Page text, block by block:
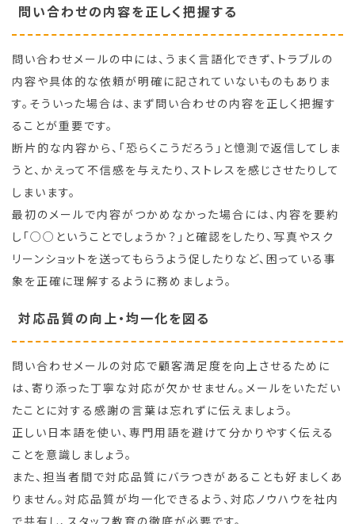
問い合わせの内容を正しく把握する
問い合わせメールの中には、うまく言語化できず、トラブルの
内容や具体的な依頼が明確に記されていないものもありま
す。そういった場合は、まず問い合わせの内容を正しく把握す
ることが重要です。
断片的な内容から、「恐らくこうだろう」と憶測で返信してしま
うと、かえって不信感を与えたり、ストレスを感じさせたりして
しまいます。
最初のメールで内容がつかめなかった場合には、内容を要約
し「○○ということでしょうか？」と確認をしたり、写真やスク
リーンショットを送ってもらうよう促したりなど、困っている事
象を正確に理解するように務めましょう。
対応品質の向上・均一化を図る
問い合わせメールの対応で顧客満足度を向上させるために
は、寄り添った丁寧な対応が欠かせません。メールをいただい
たことに対する感謝の言葉は忘れずに伝えましょう。
正しい日本語を使い、専門用語を避けて分かりやすく伝える
ことを意識しましょう。
また、担当者間で対応品質にバラつきがあることも好ましくあ
りません。対応品質が均一化できるよう、対応ノウハウを社内
で共有し、スタッフ教育の徹底が必要です。